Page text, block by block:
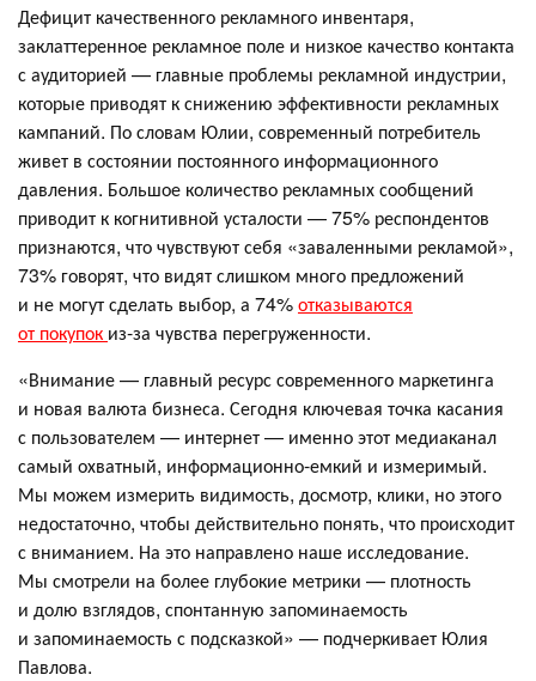
Дефицит качественного рекламного инвентаря,
заклаттеренное рекламное поле и низкое качество контакта
с аудиторией — главные проблемы рекламной индустрии,
которые приводят к снижению эффективности рекламных
кампаний. По словам Юлии, современный потребитель
живет в состоянии постоянного информационного
давления. Большое количество рекламных сообщений
приводит к когнитивной усталости — 75% респондентов
признаются, что чувствуют себя «заваленными рекламой»,
73% говорят, что видят слишком много предложений
и не могут сделать выбор, а 74%отказываются
от покупок из-за чувства перегруженности.
«Внимание — главный ресурс современного маркетинга
и новая валюта бизнеса. Сегодня ключевая точка касания
с пользователем — интернет — именно этот медиаканал
самый охватный, информационно-емкий и измеримый.
Мы можем измерить видимость, досмотр, клики, но этого
недостаточно, чтобы действительно понять, что происходит
с вниманием. На это направлено наше исследование.
Мы смотрели на более глубокие метрики — плотность
и долю взглядов, спонтанную запоминаемость
и запоминаемость с подсказкой» — подчеркивает Юлия
Павлова.